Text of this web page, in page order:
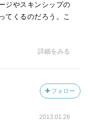
ジやスキンシップの
てくるのだろう。こ
詳細をみる
フォロー
2013.01.26